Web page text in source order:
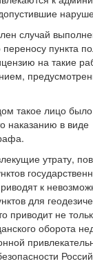
случай
переносу пункта
на такие
такое лицо
наказанию в виде
утрату,
к
для
приводит не
оборота